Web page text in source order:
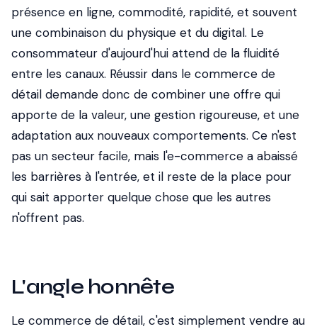
présence en ligne, commodité, rapidité, et souvent
une combinaison du physique et du digital. Le
consommateur d'aujourd'hui attend de la fluidité
entre les canaux. Réussir dans le commerce de
détail demande donc de combiner une offre qui
apporte de la valeur, une gestion rigoureuse, et une
adaptation aux nouveaux comportements. Ce n'est
pas un secteur facile, mais l'e-commerce a abaissé
les barrières à l'entrée, et il reste de la place pour
qui sait apporter quelque chose que les autres
n'offrent pas.
L'angle honnête
Le commerce de détail, c'est simplement vendre au